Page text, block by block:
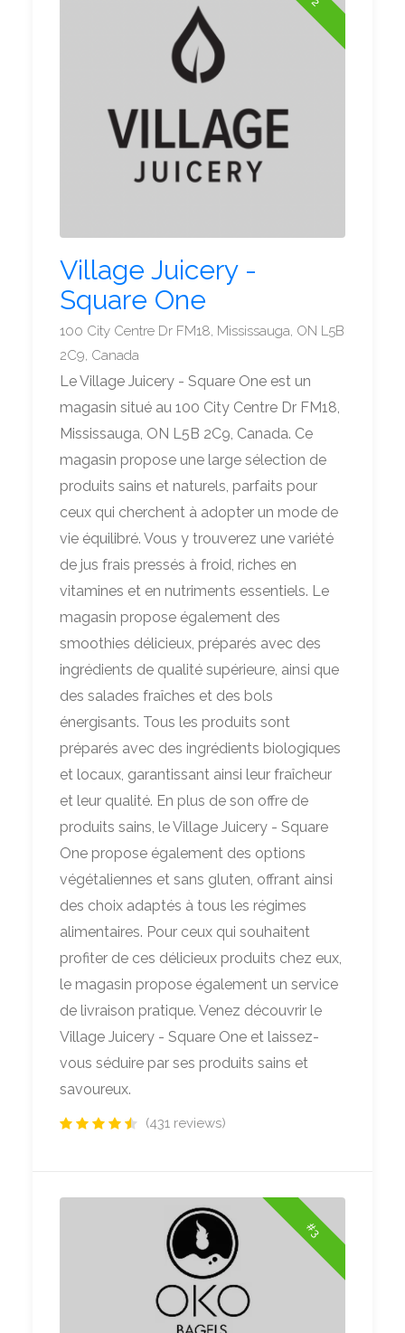
Village Juicery -
Square One
100 City Centre Dr FM18, Mississauga, ON L5B
2C9, Canada
Le Village Juicery - Square One est un
magasin situé au 100 City Centre Dr FM18,
Mississauga, ON L5B 2C9, Canada. Ce
magasin propose une large sélection de
produits sains et naturels, parfaits pour
ceux qui cherchent à adopter un mode de
vie équilibré. Vous y trouverez une variété
de jus frais pressés à froid, riches en
vitamines et en nutriments essentiels. Le
magasin propose également des
smoothies délicieux, préparés avec des
ingrédients de qualité supérieure, ainsi que
des salades fraîches et des bols
énergisants. Tous les produits sont
préparés avec des ingrédients biologiques
et locaux, garantissant ainsi leur fraîcheur
et leur qualité. En plus de son offre de
produits sains, le Village Juicery - Square
One propose également des options
végétaliennes et sans gluten, offrant ainsi
des choix adaptés à tous les régimes
alimentaires. Pour ceux qui souhaitent
profiter de ces délicieux produits chez eux,
le magasin propose également un service
de livraison pratique. Venez découvrir le
Village Juicery - Square One et laissez-
vous séduire par ses produits sains et
savoureux.
(431 reviews)
#3